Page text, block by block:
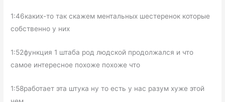
1:46каких-то так скажем ментальных шестеренок которые
собственно у них
1:52функция 1 штаба род людской продолжался и что
самое интересное похоже похоже что
1:58работает эта штука ну то есть у нас разум хуже этой